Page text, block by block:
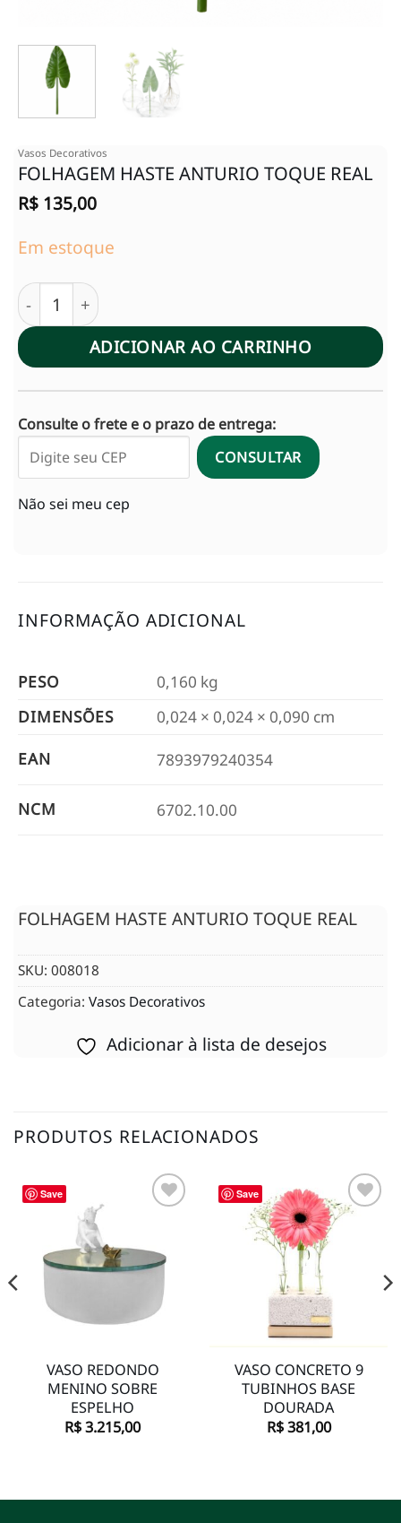
Vasos Decorativos
FOLHAGEM HASTE ANTURIO TOQUE REAL
R$ 135,00
Em estoque
FOLHAGEM HASTE ANTURIO TOQUE REAL
ADICIONAR AO CARRINHO
Consulte o frete e o prazo de entrega:
CONSULTAR
Não sei meu cep
INFORMAÇÃO ADICIONAL
PESO
0,160 kg
DIMENSÕES
0,024 × 0,024 × 0,090 cm
EAN 7893979240354
NCM 6702.10.00
FOLHAGEM HASTE ANTURIO TOQUE REAL
SKU: 008018
Categoria: Vasos Decorativos
Adicionar à lista de desejos
PRODUTOS RELACIONADOS
Save
desejos
VASO REDONDO
MENINO SOBRE
ESPELHO
R$3.215,00
Save
Adicionar
à lista de
VASO CONCRETO 9
TUBINHOS BASE
DOURADA
R$381,00